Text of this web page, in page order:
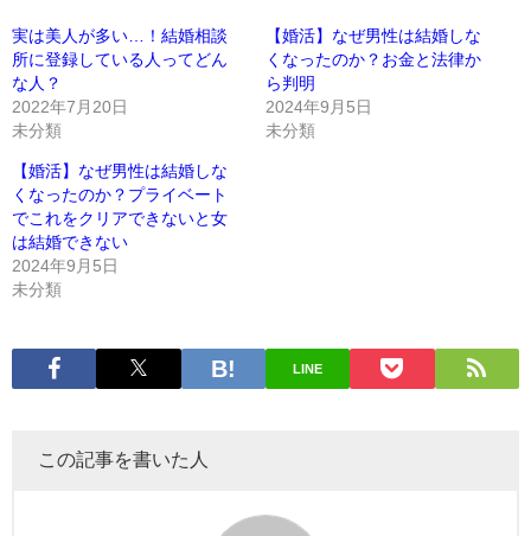
実は美人が多い…！結婚相談
所に登録している人ってどん
な人？
2022年7月20日
未分類
【婚活】なぜ男性は結婚しな
くなったのか？お金と法律か
ら判明
2024年9月5日
未分類
【婚活】なぜ男性は結婚しな
くなったのか？プライベート
でこれをクリアできないと女
は結婚できない
2024年9月5日
未分類
LINE
この記事を書いた人